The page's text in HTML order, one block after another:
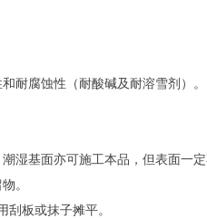
耐腐蚀性（耐酸碱及耐溶雪剂）。
湿基面亦可施工本品，但表面一定
。
板或抹子摊平。